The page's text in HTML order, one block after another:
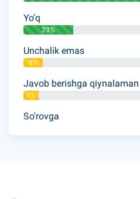
Yo’q
23%
Unchalik emas
9%
Javob berishga qiynalaman
7%
So'rovga